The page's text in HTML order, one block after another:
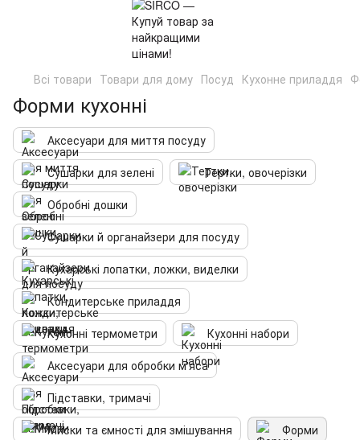
Всі товари Товари для дому Посуд Кухонне приладдя
Форми кухонні
Аксесуари для миття посуду
Сушарки для зелені
Тертки, овочерізки
Обробні дошки
Сушарки й органайзери для посуду
Кухарські лопатки, ложки, виделки
Кондитерське приладдя
Кухонні термометри
Кухонні набори
Аксесуари для обробки м'яса
Підставки, тримачі
Миски та ємності для змішування
Форми